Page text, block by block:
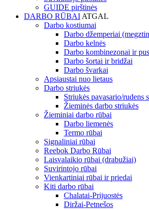
GUIDE pirštinės
DARBO RŪBAI ATGAL
Darbo kostiumai
Darbo džemperiai
Darbo kelnės
Darbo kombinezonai ir
Darbo šortai ir bridžai
Darbo švarkai
Apsiaustai nuo lietaus
Darbo striukės
Striukės pavasario/rudens
Žieminės darbo striukės
Žieminiai darbo rūbai
Darbo liemenės
Termo rūbai
Signaliniai rūbai
Reebok Darbo Rūbai
Laisvalaikio rūbai (drabužiai)
Suvirintojo rūbai
Vienkartiniai rūbai ir priedai
Kiti darbo rūbai
Chalatai-Prijuostės
Diržai-Petnešos